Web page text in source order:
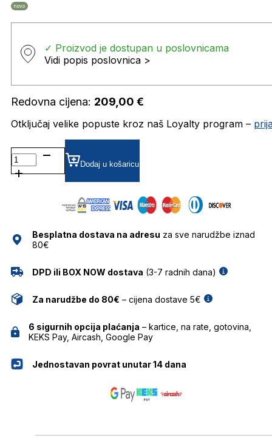
novo
✓ Proizvod je dostupan u poslovnicama
Vidi popis poslovnica >
Redovna cijena: 209,00 €
Otključaj velike popuste kroz naš Loyalty program –
AH6641 DIOPTRIJSKI
OKVIRI
ANA
Dodaj u košaricu
Besplatna dostava na adresu za sve narudžbe iznad
80€
DPD ili BOX NOW dostava (3-7 radnih dana)
Za narudžbe do 80€ – cijena dostave 5€
6 sigurnih opcija plaćanja – kartice, na rate, gotovina,
KEKS Pay, Aircash, Google Pay
Jednostavan povrat unutar 14 dana